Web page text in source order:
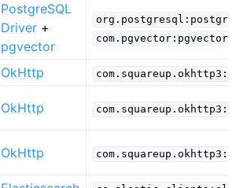
PostgreSQL
Driver +
pgvector
com.pgvector:pgvector
OkHttp
OkHttp
OkHttp